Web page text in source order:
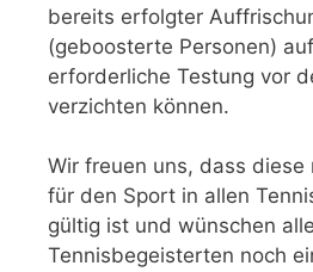
bereits erfolgter
(geboosterte Personen)
erforderliche Testung vor
verzichten können.
Wir freuen uns, dass diese
für den Sport in allen
gültig ist und wünschen
Tennisbegeisterten noch